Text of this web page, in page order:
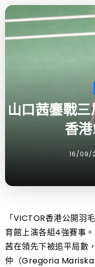
山口茜鏖戰
香
16/09/
「VICTOR香港公開羽
育館上演各組4強賽事
茜在領先下被追平局數
仲（Gregoria Mariska